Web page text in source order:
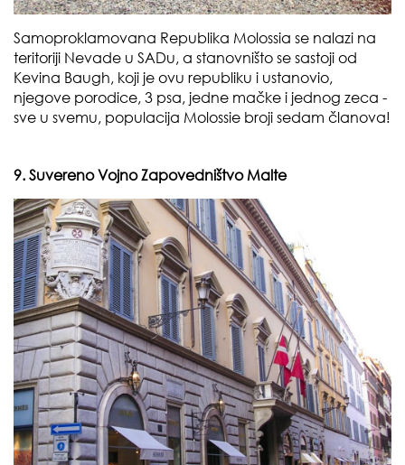
Samoproklamovana Republika Molossia se nalazi na
teritoriji Nevade u SADu, a stanovništo se sastoji od
Kevina Baugh, koji je ovu republiku i ustanovio,
njegove porodice, 3 psa, jedne mačke i jednog zeca -
sve u svemu, populacija Molossie broji sedam članova!
9. Suvereno Vojno Zapovedništvo Malte